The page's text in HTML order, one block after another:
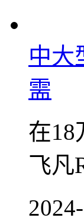
中大
需
在18
飞凡